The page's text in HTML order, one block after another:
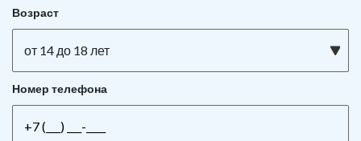
Возраст
от 14 до 18 лет
Номер телефона